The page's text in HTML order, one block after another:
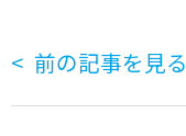
前の記事を見る